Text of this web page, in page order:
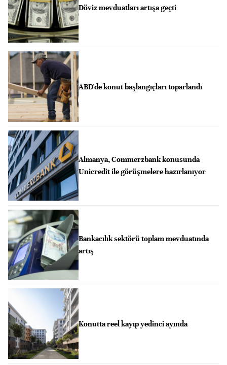
Döviz mevduatları artışa geçti
ABD'de konut başlangıçları toparlandı
Almanya, Commerzbank konusunda
Unicredit ile görüşmelere hazırlanıyor
Bankacılık sektörü toplam mevduatında
artış
Konutta reel kayıp yedinci ayında